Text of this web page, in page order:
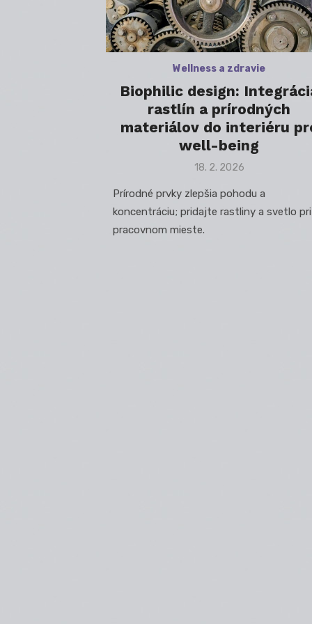
Wellness a zdravie
Biophilic design:
rastlín a prírodných
materiálov do interiéru
well-being
Posted
18. 2. 2026
Prírodné prvky zlepšia pohodu a
koncentráciu; pridajte rastliny a svetlo pri
pracovnom mieste.